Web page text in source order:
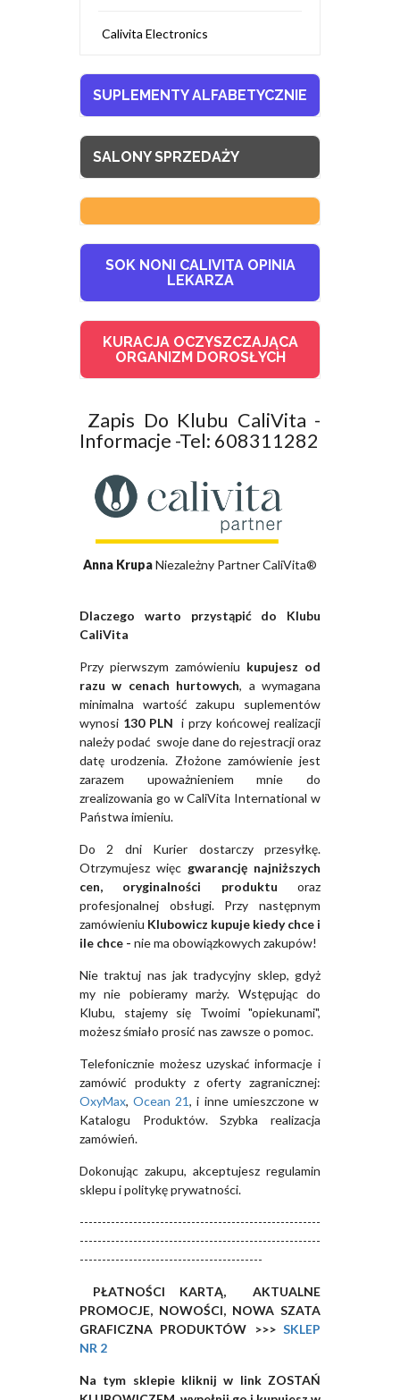
Calivita Electronics
SUPLEMENTY ALFABETYCZNIE
SALONY SPRZEDAŻY
SOK NONI CALIVITA OPINIA
LEKARZA
KURACJA OCZYSZCZAJĄCA
ORGANIZM DOROSŁYCH
Zapis Do Klubu CaliVita -
Informacje -Tel: 608311282
Anna KrupaNiezależny Partner CaliVita®
Dlaczego warto przystąpić do Klubu
CaliVita
Przy pierwszym zamówieniu kupujesz od
razu w cenach hurtowych, a wymagana
minimalna wartość zakupu suplementów
wynosi 130 PLN i przy końcowej realizacji
należy podać swoje dane do rejestracji oraz
datę urodzenia. Złożone zamówienie jest
zarazem upoważnieniem mnie do
zrealizowania go w CaliVita International w
Państwa imieniu.
Do 2 dni Kurier dostarczy przesyłkę.
Otrzymujesz więc gwarancję najniższych
cen, oryginalności produktu oraz
profesjonalnej obsługi. Przy następnym
zamówieniu Klubowicz kupuje kiedy chce i
ile chce - nie ma obowiązkowych zakupów!
Nie traktuj nas jak tradycyjny sklep, gdyż
my nie pobieramy marży. Wstępując do
Klubu, stajemy się Twoimi "opiekunami",
możesz śmiało prosić nas zawsze o pomoc.
Telefonicznie możesz uzyskać informacje i
zamówić produkty z oferty zagranicznej:
OxyMax,Ocean 21, i inne umieszczone w
Katalogu Produktów. Szybka realizacja
zamówień.
Dokonując zakupu, akceptujesz regulamin
sklepu i politykę prywatności.
------------------------------------------------------
------------------------------------------------------
-----------------------------------------
PŁATNOŚCI KARTĄ, AKTUALNE
PROMOCJE, NOWOŚCI, NOWA SZATA
GRAFICZNA PRODUKTÓW >>>SKLEP
NR 2
Na tym sklepie kliknij w link ZOSTAŃ